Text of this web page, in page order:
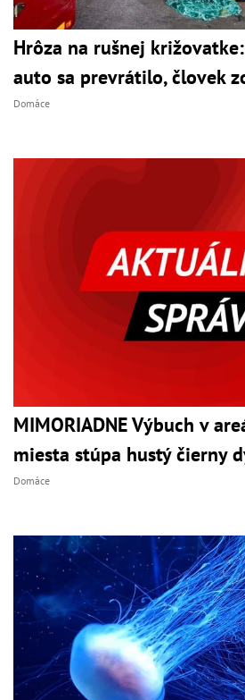
Hrôza na rušnej
auto sa prevrátilo, človek
Domáce
MIMORIADNE Výbuch v
miesta stúpa hustý čierny
Domáce